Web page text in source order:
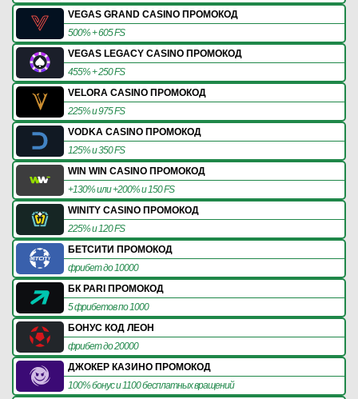
VEGAS GRAND CASINO ПРОМОКОД
500% + 605 FS
VEGAS LEGACY CASINO ПРОМОКОД
455% + 250 FS
VELORA CASINO ПРОМОКОД
225% и 975 FS
VODKA CASINO ПРОМОКОД
125% и 350 FS
WIN WIN CASINO ПРОМОКОД
+130% или +200% и 150 FS
WINITY CASINO ПРОМОКОД
225% и 120 FS
БЕТСИТИ ПРОМОКОД
фрибет до 10000
БК PARI ПРОМОКОД
5 фрибетов по 1000
БОНУС КОД ЛЕОН
фрибет до 20000
ДЖОКЕР КАЗИНО ПРОМОКОД
100% бонус и 1100 бесплатных вращений